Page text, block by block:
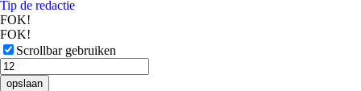
Tip de redactie
FOK!
FOK!
Scrollbar gebruiken
opslaan